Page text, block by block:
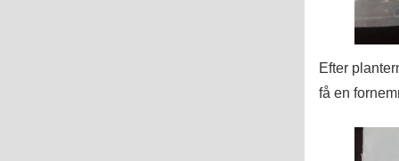
Efter
få en